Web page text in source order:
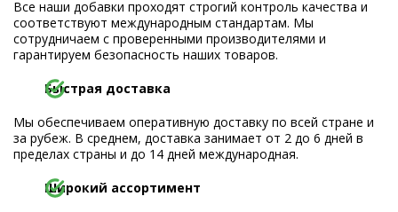
Все наши добавки проходят строгий контроль качества и
соответствуют международным стандартам. Мы
сотрудничаем с проверенными производителями и
гарантируем безопасность наших товаров.
Быстрая доставка
Мы обеспечиваем оперативную доставку по всей стране и
за рубеж. В среднем, доставка занимает от 2 до 6 дней в
пределах страны и до 14 дней международная.
Широкий ассортимент